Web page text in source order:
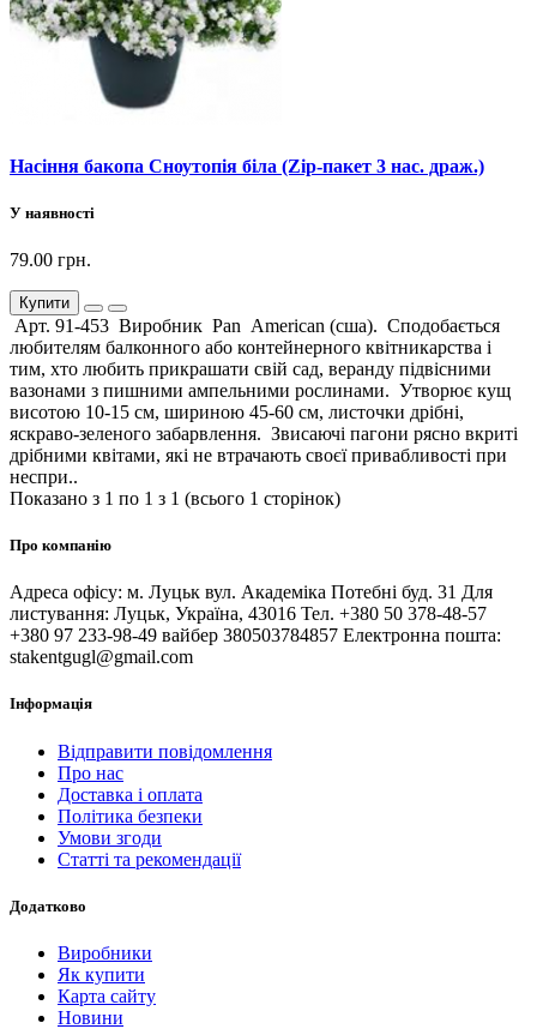
Насіння бакопа Сноутопія біла (Zip-пакет 3 нас. драж.)
У наявності
79.00 грн.
Купити
Арт. 91-453 Виробник Pan American (сша). Сподобається
любителям балконного або контейнерного квітникарства і
тим, хто любить прикрашати свій сад, веранду підвісними
вазонами з пишними ампельними рослинами. Утворює кущ
висотою 10-15 см, шириною 45-60 см, листочки дрібні,
яскраво-зеленого забарвлення. Звисаючі пагони рясно вкриті
дрібними квітами, які не втрачають своєї привабливості при
неспри..
Показано з 1 по 1 з 1 (всього 1 сторінок)
Про компанію
Адреса офісу: м. Луцьк вул. Академіка Потебні буд. 31 Для
листування: Луцьк, Україна, 43016 Тел. +380 50 378-48-57
+380 97 233-98-49 вайбер 380503784857 Електронна пошта:
stakentgugl@gmail.com
Інформація
Відправити повідомлення
Про нас
Доставка і оплата
Політика безпеки
Умови згоди
Статті та рекомендації
Додатково
Виробники
Як купити
Карта сайту
Новини